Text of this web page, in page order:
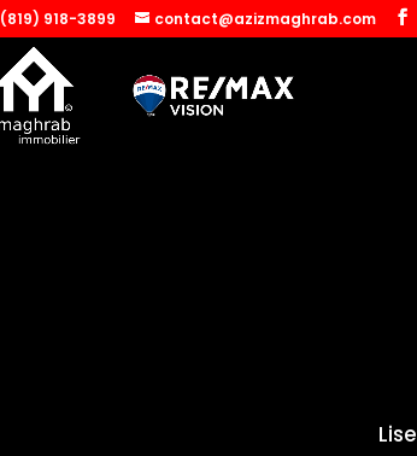
(819) 918-3899 contact@azizmaghrab.com